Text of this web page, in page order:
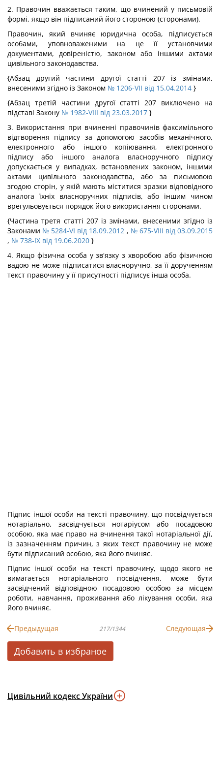
2. Правочин вважається таким, що вчинений у письмовій
формі, якщо він підписаний його стороною (сторонами).
Правочин, який вчиняє юридична особа, підписується
особами, уповноваженими на це її установчими
документами, довіреністю, законом або іншими актами
цивільного законодавства.
{Абзац другий частини другої статті 207 із змінами,
внесеними згідно із Законом № 1206-VII від 15.04.2014 }
{Абзац третій частини другої статті 207 виключено на
підставі Закону № 1982-VIII від 23.03.2017 }
3. Використання при вчиненні правочинів факсимільного
відтворення підпису за допомогою засобів механічного,
електронного або іншого копіювання, електронного
підпису або іншого аналога власноручного підпису
допускається у випадках, встановлених законом, іншими
актами цивільного законодавства, або за письмовою
згодою сторін, у якій мають міститися зразки відповідного
аналога їхніх власноручних підписів, або іншим чином
врегульовується порядок його використання сторонами.
{Частина третя статті 207 із змінами, внесеними згідно із
Законами № 5284-VI від 18.09.2012 , № 675-VIII від 03.09.2015
, № 738-IX від 19.06.2020 }
4. Якщо фізична особа у зв'язку з хворобою або фізичною
вадою не може підписатися власноручно, за її дорученням
текст правочину у її присутності підписує інша особа.
Підпис іншої особи на тексті правочину, що посвідчується
нотаріально, засвідчується нотаріусом або посадовою
особою, яка має право на вчинення такої нотаріальної дії,
із зазначенням причин, з яких текст правочину не може
бути підписаний особою, яка його вчиняє.
Підпис іншої особи на тексті правочину, щодо якого не
вимагається нотаріального посвідчення, може бути
засвідчений відповідною посадовою особою за місцем
роботи, навчання, проживання або лікування особи, яка
його вчиняє.
Предыдущая 217/1344 Следующая
Добавить в избраное
Цивільний кодекс України